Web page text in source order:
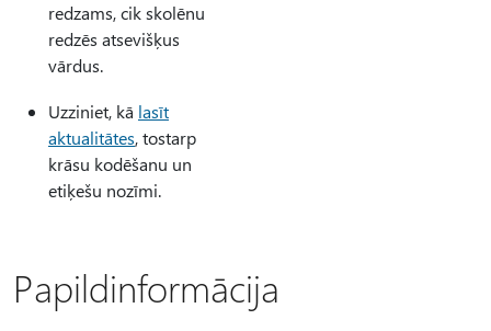
redzams, cik skolēnu
redzēs atsevišķus
vārdus.
Uzziniet, kā lasīt
aktualitātes, tostarp
krāsu kodēšanu un
etiķešu nozīmi.
Papildinformācija